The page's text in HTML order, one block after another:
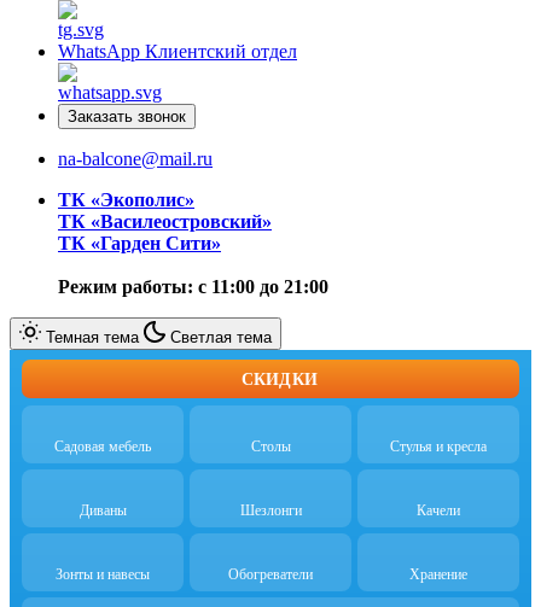
WhatsApp Клиентский отдел
Заказать звонок
na-balcone@mail.ru
ТК «Экополис»
ТК «Василеостровский»
ТК «Гарден Сити»
Режим работы: с 11:00 до 21:00
Темная тема Светлая тема
СКИДКИ
Садовая мебель Столы Стулья и кресла
Диваны Шезлонги Качели
Зонты и навесы Обогреватели Хранение